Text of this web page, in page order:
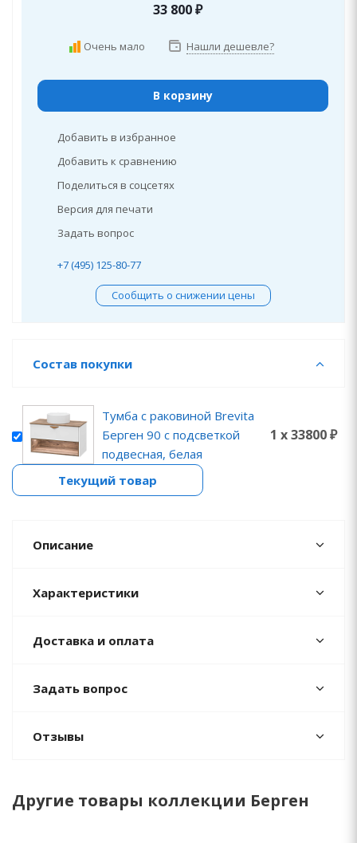
33 800₽
Очень мало Нашли дешевле?
В корзину
Добавить в избранное
Добавить к сравнению
Поделиться в соцсетях
Версия для печати
Задать вопрос
+7 (495) 125-80-77
Сообщить о снижении цены
Состав покупки
Тумба с раковиной Brevita
Берген 90 с подсветкой
подвесная, белая
1 x 33800 ₽
Текущий товар
Описание
Характеристики
Доставка и оплата
Задать вопрос
Отзывы
Другие товары коллекции Берген